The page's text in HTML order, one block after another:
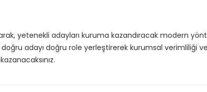
yetenekli adayları kuruma kazandıracak modern
adayı doğru role yerleştirerek kurumsal verimliliği